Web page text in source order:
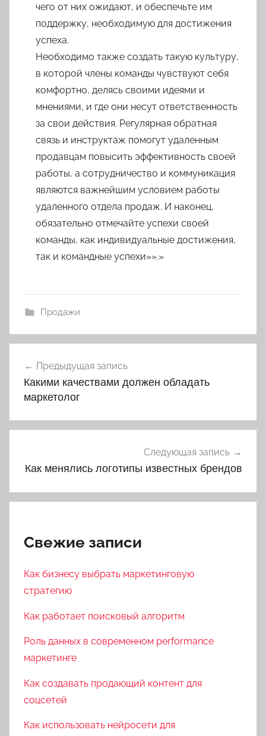
чего от них ожидают, и обеспечьте им
поддержку, необходимую для достижения
успеха.
Необходимо также создать такую культуру,
в которой члены команды чувствуют себя
комфортно, делясь своими идеями и
мнениями, и где они несут ответственность
за свои действия. Регулярная обратная
связь и инструктаж помогут удаленным
продавцам повысить эффективность своей
работы, а сотрудничество и коммуникация
являются важнейшим условием работы
удаленного отдела продаж. И наконец,
обязательно отмечайте успехи своей
команды, как индивидуальные достижения,
так и командные успехи»».»
Продажи
по
записям
Предыдущая запись
Какими качествами должен обладать
маркетолог
Следующая запись
Как менялись логотипы известных брендов
Свежие записи
Как бизнесу выбрать маркетинговую
стратегию
Как работает поисковый алгоритм
Роль данных в современном performance
маркетинге
Как создавать продающий контент для
соцсетей
Как использовать нейросети для